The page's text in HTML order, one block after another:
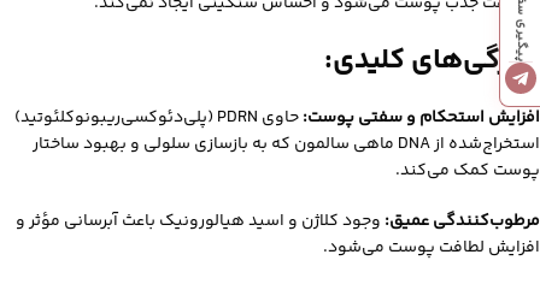
ویژگی‌های کلیدی:
افزایش استحکام و سفتی پوست:
حاوی PDRN (پلی‌دئوکسی‌ریبونوکلئوتید)
استخراج‌شده از DNA ماهی سالمون که به بازسازی سلولی و بهبود ساختار
پوست کمک می‌کند.
مرطوب‌کنندگی عمیق: وجود کلاژن و اسید هیالورونیک باعث آبرسانی مؤثر و
افزایش لطافت پوست می‌شود.